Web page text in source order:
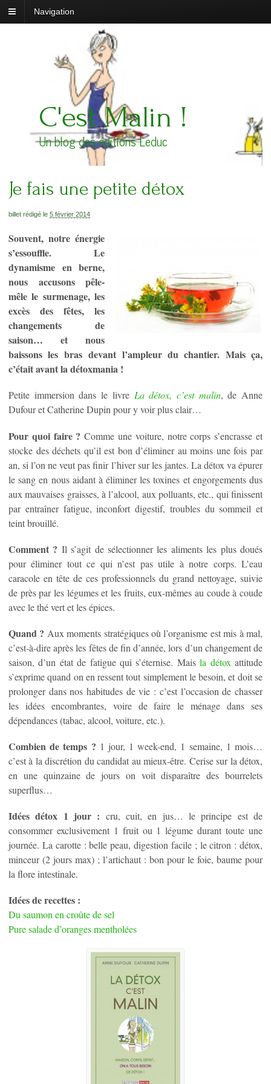
Navigation
C'est Malin !
Un blog des éditions Leduc
Je fais une petite détox
billet rédigé le 5 février 2014
Souvent, notre énergie
s’essouffle. Le
dynamisme en berne,
nous accusons pêle-
mêle le surmenage, les
excès des fêtes, les
changements de
saison… et nous
baissons les bras devant l’ampleur du chantier. Mais ça,
c’était avant la détoxmania !
Petite immersion dans le livre La détox, c’est malin, de Anne
Dufour et Catherine Dupin pour y voir plus clair…
Pour quoi faire ? Comme une voiture, notre corps s’encrasse et
stocke des déchets qu’il est bon d’éliminer au moins une fois par
an, si l’on ne veut pas finir l’hiver sur les jantes. La détox va épurer
le sang en nous aidant à éliminer les toxines et engorgements dus
aux mauvaises graisses, à l’alcool, aux polluants, etc., qui finissent
par entraîner fatigue, inconfort digestif, troubles du sommeil et
teint brouillé.
Comment ? Il s’agit de sélectionner les aliments les plus doués
pour éliminer tout ce qui n’est pas utile à notre corps. L’eau
caracole en tête de ces professionnels du grand nettoyage, suivie
de près par les légumes et les fruits, eux-mêmes au coude à coude
avec le thé vert et les épices.
Quand ? Aux moments stratégiques où l’organisme est mis à mal,
c’est-à-dire après les fêtes de fin d’année, lors d’un changement de
saison, d’un état de fatigue qui s’éternise. Maisla détoxattitude
s’exprime quand on en ressent tout simplement le besoin, et doit se
prolonger dans nos habitudes de vie : c’est l’occasion de chasser
les idées encombrantes, voire de faire le ménage dans ses
dépendances (tabac, alcool, voiture, etc.).
Combien de temps ? 1 jour, 1 week-end, 1 semaine, 1 mois…
c’est à la discrétion du candidat au mieux-être. Cerise sur la détox,
en une quinzaine de jours on voit disparaître des bourrelets
superflus…
Idées détox 1 jour : cru, cuit, en jus… le principe est de
consommer exclusivement 1 fruit ou 1 légume durant toute une
journée. La carotte : belle peau, digestion facile ; le citron : détox,
minceur (2 jours max) ; l’artichaut : bon pour le foie, baume pour
la flore intestinale.
Idées de recettes :
Du saumon en croûte de sel
Pure salade d’oranges mentholées